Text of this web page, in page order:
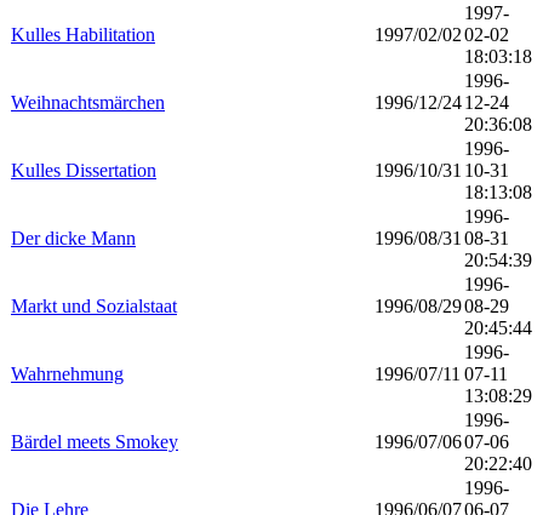
Kulles Habilitation 1997/02/02
1997-
02-02
18:03:18
Weihnachtsmärchen 1996/12/24
1996-
12-24
20:36:08
Kulles Dissertation 1996/10/31
1996-
10-31
18:13:08
Der dicke Mann 1996/08/31
1996-
08-31
20:54:39
Markt und Sozialstaat 1996/08/29
1996-
08-29
20:45:44
Wahrnehmung 1996/07/11
1996-
07-11
13:08:29
Bärdel meets Smokey 1996/07/06
1996-
07-06
20:22:40
Die Lehre 1996/06/07
1996-
06-07